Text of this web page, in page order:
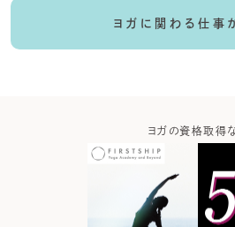
ヨガに関わる仕事
ヨガの資格取得なら